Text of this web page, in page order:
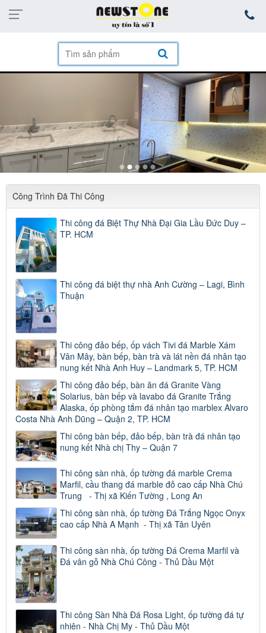
Công Trình Đã Thi Công
Thi công đá Biệt Thự Nhà Đại Gia Lầu Đức Duy –
TP. HCM
Thi công đá biệt thự nhà Anh Cường – Lagi, Bình
Thuận
Thi công đảo bếp, ốp vách Tivi đá Marble Xám
Vân Mây, bàn bếp, bàn trà và lát nền đá nhân tạo
nung kết Nhà Anh Huy – Landmark 5, TP. HCM
Thi công đảo bếp, bàn ăn đá Granite Vàng
Solarius, bàn bếp và lavabo đá Granite Trắng
Alaska, ốp phòng tắm đá nhân tạo marblex Alvaro
Costa Nhà Anh Dũng – Quận 2, TP. HCM
Thi công bàn bếp, đảo bếp, bàn trà đá nhân tạo
nung kết Nhà chị Thy – Quận 7
Thi công sàn nhà, ốp tường đá marble Crema
Marfil, cầu thang đá marble đỏ cao cấp Nhà Chú
Trung - Thị xã Kiến Tường , Long An
Thi công sàn nhà, ốp tường Đá Trắng Ngọc Onyx
cao cấp Nhà A Mạnh - Thị xã Tân Uyên
Thi công sàn nhà, ốp tường Đá Crema Marfil và
Đá vân gỗ Nhà Chú Công - Thủ Dầu Một
Thi công Sàn Nhà Đá Rosa Light, ốp tường đá tự
nhiên - Nhà Chị My - Thủ Dầu Một